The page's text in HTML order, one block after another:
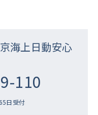
海上日動安心
110
日受付